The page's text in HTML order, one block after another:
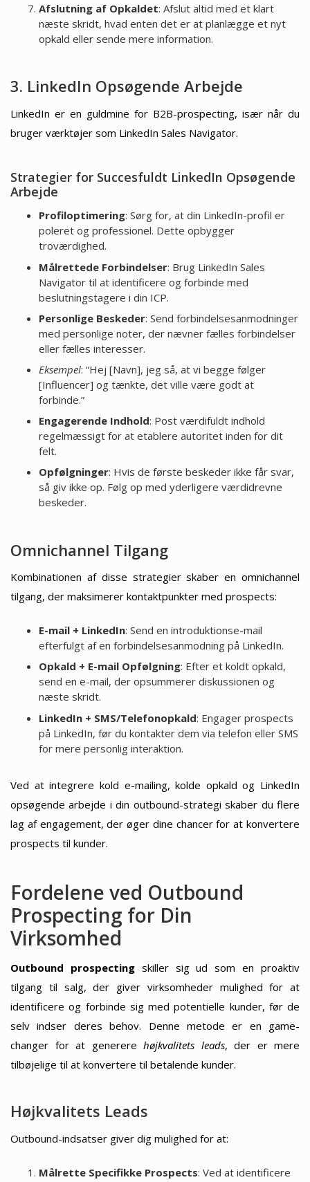
Afslutning af Opkaldet: Afslut altid med et klart
næste skridt, hvad enten det er at planlægge et nyt
opkald eller sende mere information.
3. LinkedIn Opsøgende Arbejde
LinkedIn er en guldmine for B2B-prospecting, især når du
bruger værktøjer som LinkedIn Sales Navigator.
Strategier for Succesfuldt LinkedIn Opsøgende
Arbejde
Profiloptimering: Sørg for, at din LinkedIn-profil er
poleret og professionel. Dette opbygger
troværdighed.
Målrettede Forbindelser: Brug LinkedIn Sales
Navigator til at identificere og forbinde med
beslutningstagere i din ICP.
Personlige Beskeder: Send forbindelsesanmodninger
med personlige noter, der nævner fælles forbindelser
eller fælles interesser.
Eksempel: “Hej [Navn], jeg så, at vi begge følger
[Influencer] og tænkte, det ville være godt at
forbinde.”
Engagerende Indhold: Post værdifuldt indhold
regelmæssigt for at etablere autoritet inden for dit
felt.
Opfølgninger: Hvis de første beskeder ikke får svar,
så giv ikke op. Følg op med yderligere værdidrevne
beskeder.
Omnichannel Tilgang
Kombinationen af disse strategier skaber en omnichannel
tilgang, der maksimerer kontaktpunkter med prospects:
E-mail + LinkedIn: Send en introduktionse-mail
efterfulgt af en forbindelsesanmodning på LinkedIn.
Opkald + E-mail Opfølgning: Efter et koldt opkald,
send en e-mail, der opsummerer diskussionen og
næste skridt.
LinkedIn + SMS/Telefonopkald: Engager prospects
på LinkedIn, før du kontakter dem via telefon eller SMS
for mere personlig interaktion.
Ved at integrere kold e-mailing, kolde opkald og LinkedIn
opsøgende arbejde i din outbound-strategi skaber du flere
lag af engagement, der øger dine chancer for at konvertere
prospects til kunder.
Fordelene ved Outbound
Prospecting for Din
Virksomhed
Outbound prospectingskiller sig ud som en proaktiv
tilgang til salg, der giver virksomheder mulighed for at
identificere og forbinde sig med potentielle kunder, før de
selv indser deres behov. Denne metode er en game-
changer for at generere højkvalitets leads, der er mere
tilbøjelige til at konvertere til betalende kunder.
Højkvalitets Leads
Outbound-indsatser giver dig mulighed for at:
Målrette Specifikke Prospects: Ved at identificere